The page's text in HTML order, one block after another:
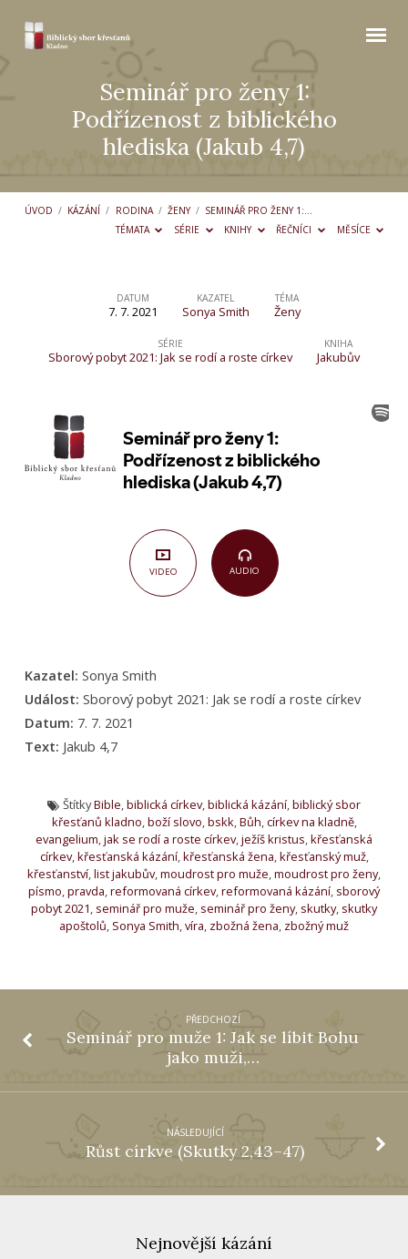
Seminář pro ženy 1:
Podřízenost z biblického
hlediska (Jakub 4,7)
ÚVOD / KÁZÁNÍ / RODINA / ŽENY / SEMINÁŘ PRO ŽENY 1:…
TÉMATA
SÉRIE KNIHY ŘEČNÍCI MĚSÍCE
pro
Podřízenost
z biblického
hlediska
DATUM
7. 7. 2021
KAZATEL
Sonya Smith
TÉMA
Ženy
SÉRIE
Sborový pobyt 2021: Jak se rodí a roste církev
KNIHA
Jakubův
VIDEO AUDIO
Kazatel: Sonya Smith
Událost: Sborový pobyt 2021: Jak se rodí a roste církev
Datum: 7. 7. 2021
Text: Jakub 4,7
ŠtítkyBible,biblická církev,biblická kázání,biblický sbor
křesťanů kladno,boží slovo,bskk,Bůh,církev na kladně,
evangelium,jak se rodí a roste církev,ježíš kristus,křesťanská
církev,křesťanská kázání,křesťanská žena,křesťanský muž,
křesťanství,list jakubův,moudrost pro muže,moudrost pro ženy,
písmo,pravda,reformovaná církev,reformovaná kázání, sborový
pobyt 2021, seminář pro muže, seminář pro ženy, skutky, skutky
apoštolů, Sonya Smith,víra, zbožná žena, zbožný muž
PŘEDCHOZÍ
Seminář pro muže 1: Jak se líbit Bohu
jako muži,…
NÁSLEDUJÍCÍ
Růst církve (Skutky 2,43–47)
Nejnovější kázání